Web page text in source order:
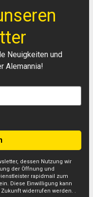
Neuigkeiten und
Alemannia!
dessen Nutzung wir
der Öffnung und
rapidmail zum
Diese Einwilligung kann
widerrufen werden. .